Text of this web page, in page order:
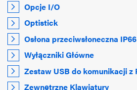
Opcje I/O
Optistick
Osłona przeciwsłoneczna IP66
Wyłączniki Główne
Zestaw USB do komunikacji z
Zewnętrzne Klawiatury